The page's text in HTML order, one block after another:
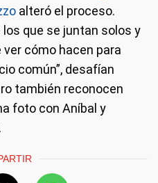
alteró el proceso.
que se juntan solos y
cómo hacen para
común”, desafían
también reconocen
foto con Aníbal y